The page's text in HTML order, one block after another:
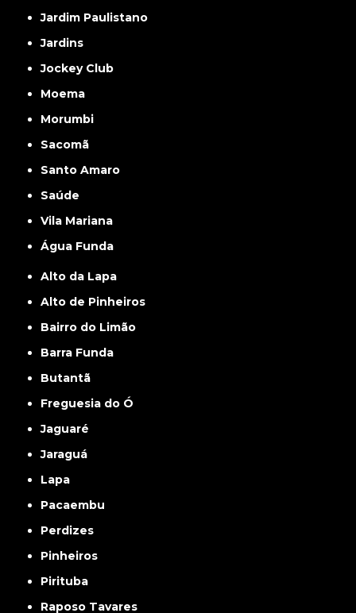
Jardim Paulistano
Jardins
Jockey Club
Moema
Morumbi
Sacomã
Santo Amaro
Saúde
Vila Mariana
Água Funda
Alto da Lapa
Alto de Pinheiros
Bairro do Limão
Barra Funda
Butantã
Freguesia do Ó
Jaguaré
Jaraguá
Lapa
Pacaembu
Perdizes
Pinheiros
Pirituba
Raposo Tavares